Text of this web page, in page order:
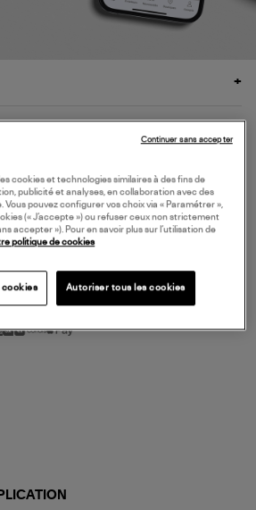
cookies et technologies similaires à des fins de
publicité et analyses, en collaboration avec des
pouvez configurer vos choix via « Paramétrer »,
(« J’accepte ») ou refuser ceux non strictement
accepter »). Pour en savoir plus sur l’utilisation de
politique de cookies
cookies Autoriser tous les cookies
Continuer sans accepter